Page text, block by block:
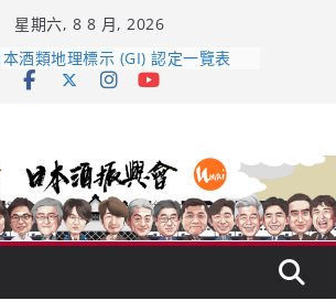
星期六, 8 8 月, 2026
之井酒造：口說上手 – 山形純米大
釀的堅持與傳承 ～ くどき上手
𝟭𝟮 年 復活了!
業商戰】130年老酒藏殺入股票
！梅乃宿上市背後的密碼